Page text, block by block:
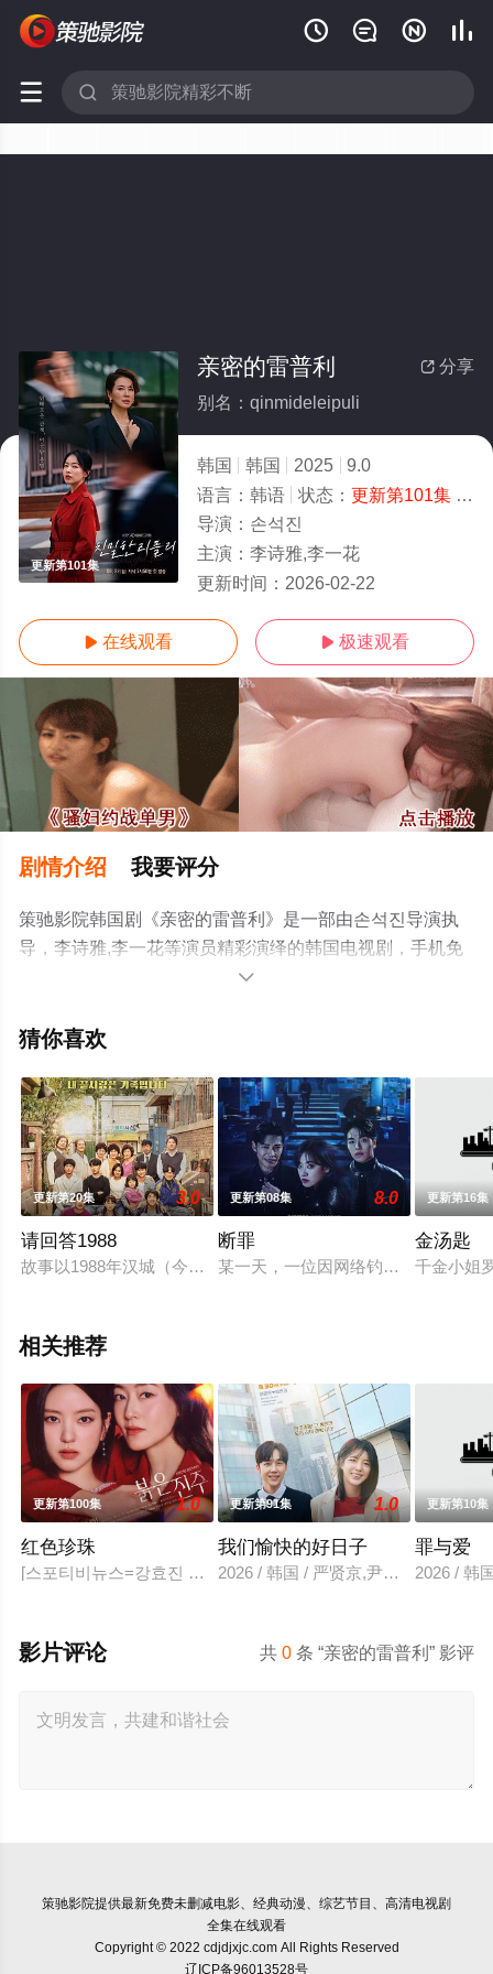
   
 
更新第101集
 分享
亲密的雷普利
别名：qinmideleipuli
韩国 韩国 2025
9.0
语言： 韩语 状态： 更新第101集- 免费在线观看
导演： 손석진
主演： 李诗雅,李一花
更新时间： 2026-02-22
 在线观看  极速观看
剧情介绍 我要评分
策驰影院韩国剧《亲密的雷普利》是一部由손석진导演执
导，李诗雅,李一花等演员精彩演绎的韩国电视剧，手机免
费观看高清无删减完整版电视剧全集就上策驰电影网，更
了解。

猜你喜欢
更新第20集 3.0
请回答1988
故事以1988年汉城（今首尔）奥运会为故事背景，讲述住在首
更新第08集 8.0
断罪
某一天，一位因网络钓鱼骗局而失去
更新第16集
金汤匙
千金小姐
相关推荐
更新第100集 1.0
红色珍珠
[스포티비뉴스=강효진 기자] 배우 박진희가 본격 컴백 활동에 나
更新第91集 1.0
我们愉快的好日子
2026 / 韩国 / 严贤京,尹仲勋,申正允,
更新第10集
罪与爱
2026 / 韩
共0 条 “亲密的雷普利” 影评
影片评论
策驰影院提供最新免费未删减电影、经典动漫、综艺节目、高清电视剧
全集在线观看
Copyright © 2022 cdjdjxjc.com All Rights Reserved
辽ICP备96013528号